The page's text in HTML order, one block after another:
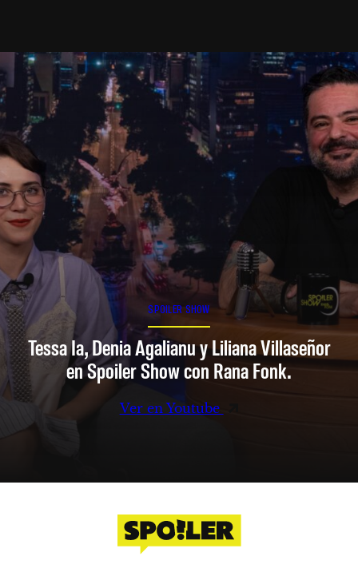
SPOILER SHOW
Tessa Ia, Denia Agalianu y Liliana Villaseñor
en Spoiler Show con Rana Fonk.
Ver en Youtube